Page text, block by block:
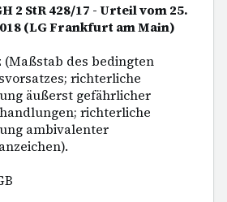
2 StR 428/17 - Urteil vom 25.
(LG Frankfurt am Main)
(Maßstab des bedingten
richterliche
äußerst gefährlicher
richterliche
ambivalenter